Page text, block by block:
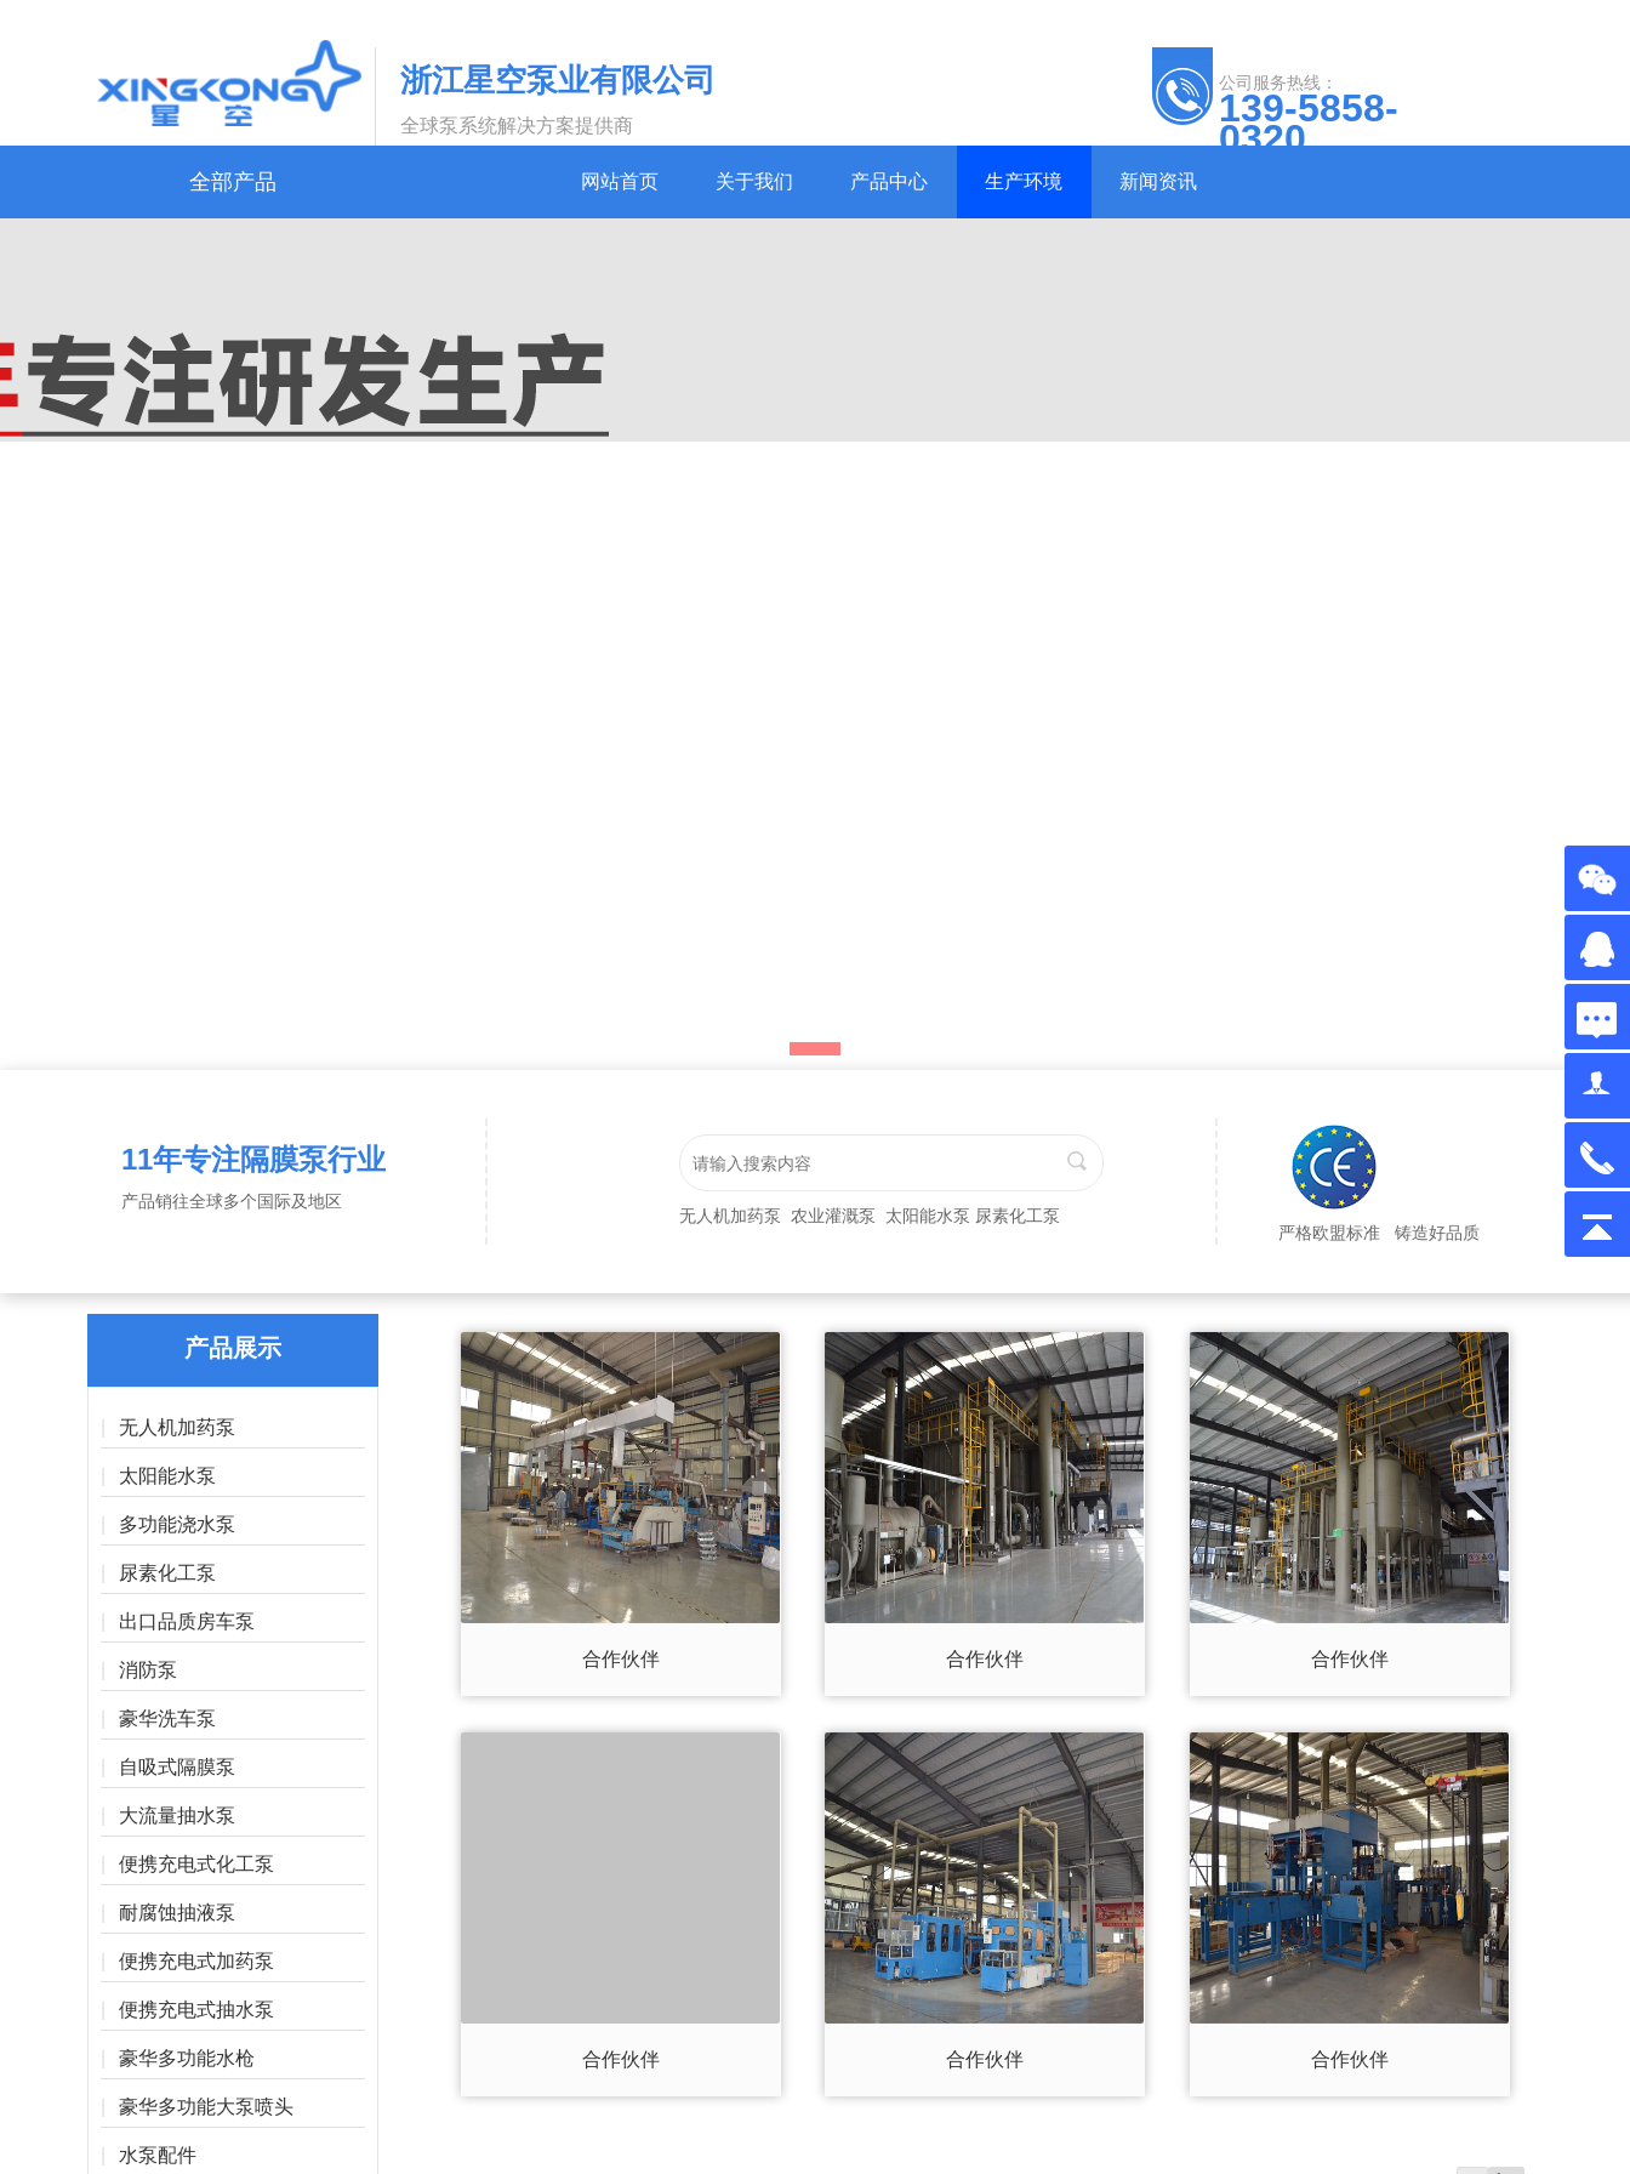
浙江星空泵业有限公司 公司服务热线：
全球泵系统解决方案提供商 139-5858-
0320
全部产品 网站首页 关于我们 产品中心 生产环境 新闻资讯
11年专注隔膜泵行业
产品销往全球多个国际及地区
无人机加药泵 农业灌溉泵 太阳能水泵 尿素化工泵
严格欧盟标准
铸造好品质
产品展示
合作伙伴 合作伙伴 合作伙伴
合作伙伴 合作伙伴 合作伙伴
无人机加药泵
太阳能水泵
多功能浇水泵
尿素化工泵
出口品质房车泵
消防泵
豪华洗车泵
自吸式隔膜泵
大流量抽水泵
便携充电式化工泵
耐腐蚀抽液泵
便携充电式加药泵
便携充电式抽水泵
豪华多功能水枪
豪华多功能大泵喷头
水泵配件